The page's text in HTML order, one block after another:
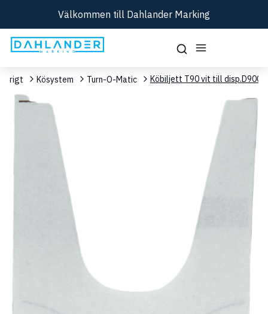
Välkommen till Dahlander Marking
Övrigt Kösystem Turn-O-Matic Köbiljett T90 vit till disp.D900